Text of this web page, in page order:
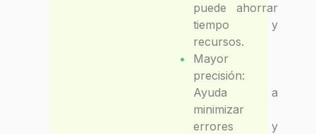
puede ahorrar
tiempo y
recursos.
Mayor
precisión:
Ayuda a
minimizar
errores y